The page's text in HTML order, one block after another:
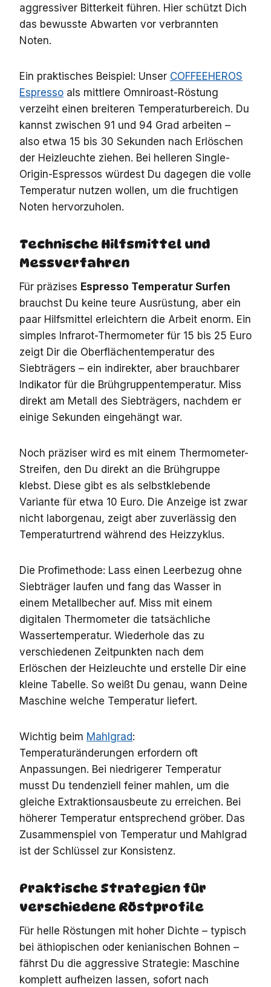
aggressiver Bitterkeit führen. Hier schützt Dich
das bewusste Abwarten vor verbrannten
Noten.
Ein praktisches Beispiel: Unser COFFEEHEROS
Espresso als mittlere Omniroast-Röstung
verzeiht einen breiteren Temperaturbereich. Du
kannst zwischen 91 und 94 Grad arbeiten –
also etwa 15 bis 30 Sekunden nach Erlöschen
der Heizleuchte ziehen. Bei helleren Single-
Origin-Espressos würdest Du dagegen die volle
Temperatur nutzen wollen, um die fruchtigen
Noten hervorzuholen.
Technische Hilfsmittel und
Messverfahren
Für präzises Espresso Temperatur Surfen
brauchst Du keine teure Ausrüstung, aber ein
paar Hilfsmittel erleichtern die Arbeit enorm. Ein
simples Infrarot-Thermometer für 15 bis 25 Euro
zeigt Dir die Oberflächentemperatur des
Siebträgers – ein indirekter, aber brauchbarer
Indikator für die Brühgruppentemperatur. Miss
direkt am Metall des Siebträgers, nachdem er
einige Sekunden eingehängt war.
Noch präziser wird es mit einem Thermometer-
Streifen, den Du direkt an die Brühgruppe
klebst. Diese gibt es als selbstklebende
Variante für etwa 10 Euro. Die Anzeige ist zwar
nicht laborgenau, zeigt aber zuverlässig den
Temperaturtrend während des Heizzyklus.
Die Profimethode: Lass einen Leerbezug ohne
Siebträger laufen und fang das Wasser in
einem Metallbecher auf. Miss mit einem
digitalen Thermometer die tatsächliche
Wassertemperatur. Wiederhole das zu
verschiedenen Zeitpunkten nach dem
Erlöschen der Heizleuchte und erstelle Dir eine
kleine Tabelle. So weißt Du genau, wann Deine
Maschine welche Temperatur liefert.
Wichtig beim Mahlgrad:
Temperaturänderungen erfordern oft
Anpassungen. Bei niedrigerer Temperatur
musst Du tendenziell feiner mahlen, um die
gleiche Extraktionsausbeute zu erreichen. Bei
höherer Temperatur entsprechend gröber. Das
Zusammenspiel von Temperatur und Mahlgrad
ist der Schlüssel zur Konsistenz.
Praktische Strategien für
verschiedene Röstprofile
Für helle Röstungen mit hoher Dichte – typisch
bei äthiopischen oder kenianischen Bohnen –
fährst Du die aggressive Strategie: Maschine
komplett aufheizen lassen, sofort nach